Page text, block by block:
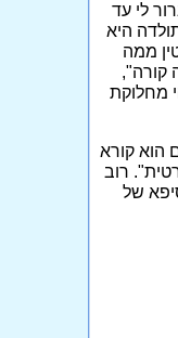
לי עד
היא
ממה
קורה",
מחלוקת
רמי. לפעמים הוא קורא
רוב
של